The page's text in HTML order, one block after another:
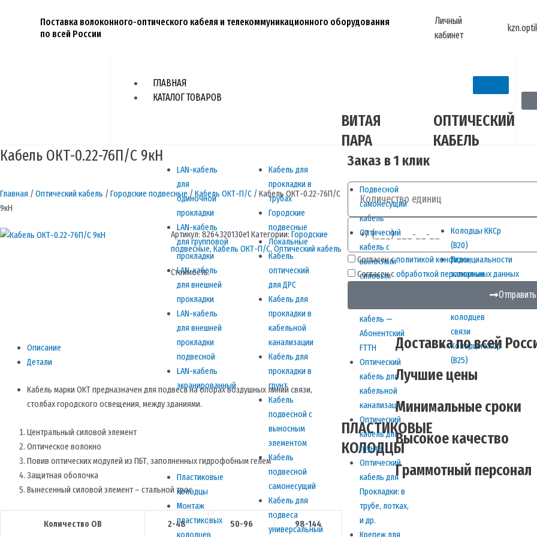
содержимому
Поставка волоконного-оптического кабеля и телекоммуникационного оборудования
по всей России
Личный
кабинет
ГЛАВНАЯ
КАТАЛОГ ТОВАРОВ
ВИТАЯ
ПАРА
LAN-кабель
для
одиночной
прокладки
LAN-кабель
для групповой
прокладки
LAN-кабель
для внешней
прокладки
LAN-кабель
для внешней
прокладки
подвесной
LAN-кабель
экранированный
ПЛАСТИКОВЫЕ
КОЛОДЦЫ
Пластиковые
колодцы
Монтаж
пластиковых
колодцев
ОПТИЧЕСКИЙ
КАБЕЛЬ
Кабель для
прокладки в
трубах
Городские
подвесные
Локальные
Кабель
оптический
для ДРС
Кабель для
прокладки в
кабельной
канализации
Кабель для
прокладки в
грунт
Кабель
подвесной с
выносным
элементом
Кабель
подвесной
самонесущий
Кабель для
подвеса
универсальный
Подвесной
самонесущий
кабель
Оптический
кабель с
выносным
силовым
кабель —
Абонентский
FTTH
Оптический
кабель для
кабельной
канализации
Оптический
кабель для
грунта
Оптический
кабель для
Прокладки: в
трубе, лотках,
и др.
Крепеж для
Колодцы ККСр
(В20)
Люки,
запорные
колодцев
связи
Колодцы ККСр
(В25)
Кабель ОКТ-0.22-76П/С 9кН
Главная / Оптический кабель / Городские подвесные / Кабель ОКТ-П/С / Кабель ОКТ-0.22-76П/С
9кН
Артикул: 8264320130e1 Категории: Городские
подвесные, Кабель ОКТ-П/С, Оптический кабель
Стоимость:
Описание
Детали
Кабель марки ОКТ предназначен для подвеса на опорах воздушных линий связи,
столбах городского освещения, между зданиями.
Центральный силовой элемент
Оптическое волокно
Повив оптических модулей из ПБТ, заполненных гидрофобным гелем
Защитная оболочка
Вынесенный силовой элемент – стальной трос
Количество ОВ 2-48 50-96 98-144
Заказ в 1 клик
Количество
Телефон
Согласен сполитикой конфиденциальности
Согласен собработкой персональных данных
Отправить
Доставка по всей
Лучшие цены
Минимальные сроки
Высокое качество
Граммотный персонал